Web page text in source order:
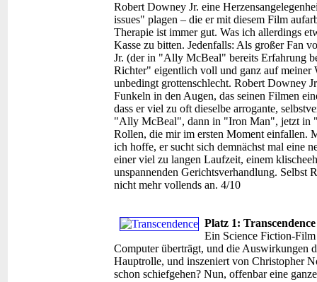
Robert Downey Jr. eine
issues" plagen – die er mit diesem Film
Therapie ist immer gut. Was ich allerdings
Kasse zu bitten. Jedenfalls: Als großer Fan
Jr. (der in "Ally McBeal" bereits Erfahrung
Richter" eigentlich voll und ganz auf meiner
unbedingt grottenschlecht. Robert Downey
Funkeln in den Augen, das seinen Filmen
dass er viel zu oft dieselbe arrogante,
"Ally McBeal", dann in "Iron Man", jetzt in
Rollen, die mir im ersten Moment einfallen.
ich hoffe, er sucht sich demnächst mal eine
einer viel zu langen Laufzeit, einem
unspannenden Gerichtsverhandlung. Selbst
nicht mehr vollends an. 4/10
Platz 1: Transcendence
Ein Science Fiction-
Computer überträgt, und die Auswirkungen
Hauptrolle, und inszeniert von Christopher
schon schiefgehen? Nun, offenbar eine